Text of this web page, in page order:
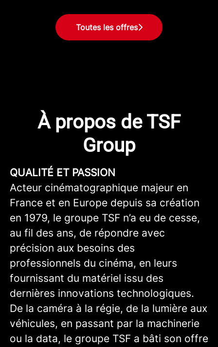
Toutes les offres
À propos de TSF
Group
QUALITÉ ET PASSION
Acteur cinématographique majeur en
France et en Europe depuis sa création
en 1979, le groupe TSF n’a eu de cesse,
au fil des ans, de répondre avec
précision aux besoins des
professionnels du cinéma, en leurs
fournissant du matériel issu des
dernières innovations technologiques.
De la caméra à la régie, de la lumière aux
véhicules, en passant par la machinerie
ou la data, le groupe TSF a bâti son offre